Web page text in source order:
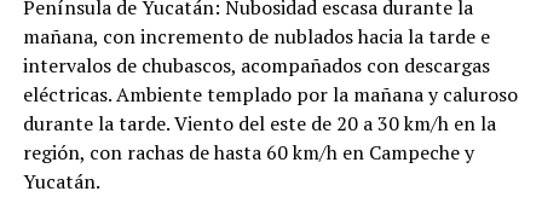
Península de Yucatán: Nubosidad escasa durante la
mañana, con incremento de nublados hacia la tarde e
intervalos de chubascos, acompañados con descargas
eléctricas. Ambiente templado por la mañana y caluroso
durante la tarde. Viento del este de 20 a 30 km/h en la
región, con rachas de hasta 60 km/h en Campeche y
Yucatán.